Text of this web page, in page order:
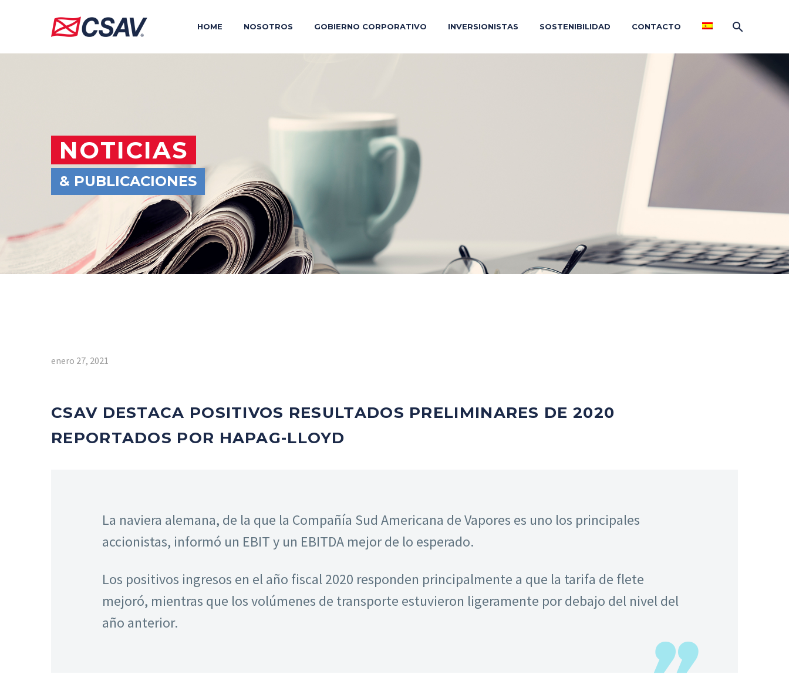
HOME NOSOTROS GOBIERNO CORPORATIVO INVERSIONISTAS SOSTENIBILIDAD CONTACTO
NOTICIAS
& PUBLICACIONES
enero 27, 2021
CSAV DESTACA POSITIVOS RESULTADOS PRELIMINARES DE 2020
REPORTADOS POR HAPAG-LLOYD
La naviera alemana, de la que la Compañía Sud Americana de Vapores es uno los principales
accionistas, informó un EBIT y un EBITDA mejor de lo esperado.
Los positivos ingresos en el año fiscal 2020 responden principalmente a que la tarifa de flete
mejoró, mientras que los volúmenes de transporte estuvieron ligeramente por debajo del nivel del
año anterior.